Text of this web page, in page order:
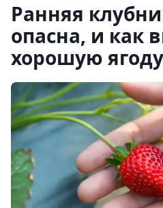
Ранняя
опасна, и как
хорошую ягоду